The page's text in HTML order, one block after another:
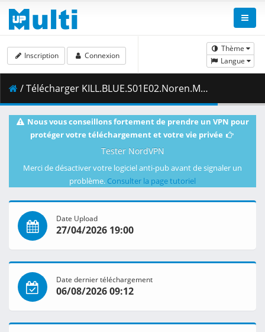
Thème
Langue
Inscription Connexion
/ Télécharger KILL.BLUE.S01E02.Noren.Mitsuoka.1080p.AMZN.WEB-DL.MULTi.DDP2.0.H.264-VARYG.mkv.001 ( 481.85 MB )
Nous vous conseillons fortement de prendre un VPN pour
protéger votre téléchargement et votre vie privée
Tester NordVPN
Merci de désactiver votre logiciel anti-pub avant de signaler un
problème. Consulter la page tutoriel
Date Upload
27/04/2026 19:00
Date dernier téléchargement
06/08/2026 09:12